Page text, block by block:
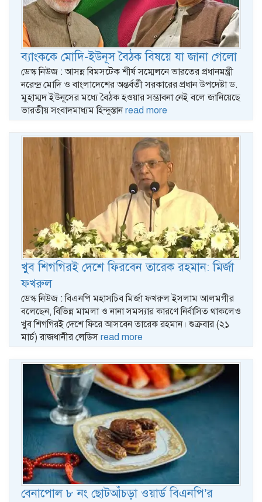
ব্যাংককে মোদি-ইউনূস বৈঠক বিষয়ে যা জানা গেলো
ডেস্ক নিউজ : আসন্ন বিমসটেক শীর্ষ সম্মেলনে ভারতের প্রধানমন্ত্রী
নরেন্দ্র মোদি ও বাংলাদেশের অন্তর্বর্তী সরকারের প্রধান উপদেষ্টা ড.
মুহাম্মদ ইউনূসের মধ্যে বৈঠক হওয়ার সম্ভাবনা নেই বলে জানিয়েছে
ভারতীয় সংবাদমাধ্যম হিন্দুস্তানread more
খুব শিগগিরই দেশে ফিরবেন তারেক রহমান: মির্জা
ফখরুল
ডেস্ক নিউজ : ‍বিএনপি মহাসচিব মির্জা ফখরুল ইসলাম আলমগীর
বলেছেন, বিভিন্ন মামলা ও নানা সমস্যার কারণে নির্বাসিত থাকলেও
খুব শিগগিরই দেশে ফিরে আসবেন তারেক রহমান। শুক্রবার (২১
মার্চ) রাজধানীর লেডিস read more
বেনাপোল ৮ নং ছোটআঁচড়া ওয়ার্ড বিএনপি’র